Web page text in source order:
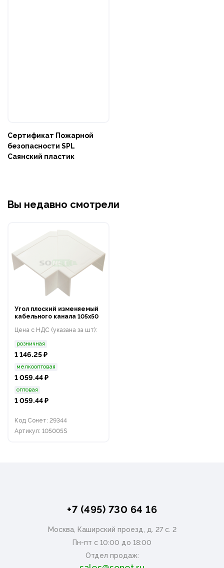
Сертификат Пожарной
безопасности SPL
Саянский пластик
Вы недавно смотрели
Угол плоский изменяемый
кабельного канала 105х50
Цена с НДС (указана за шт):
розничная
1 146.25 ₽
мелкооптовая
1 059.44 ₽
оптовая
1 059.44 ₽
Код Сонет: 29344
Артикул: 105005S
+7 (495) 730 64 16
Москва, Каширский проезд, д. 27 с. 2
Пн-пт с 10:00 до 18:00
Отдел продаж: